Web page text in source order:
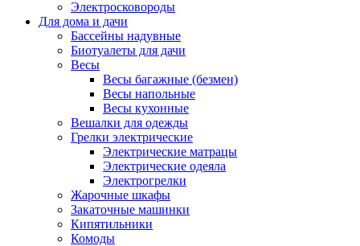
Электросковороды
Для дома и дачи
Бассейны надувные
Биотуалеты для дачи
Весы
Весы багажные (безмен)
Весы напольные
Весы кухонные
Вешалки для одежды
Грелки электрические
Электрические матрацы
Электрические одеяла
Электрогрелки
Жарочные шкафы
Закаточные машинки
Кипятильники
Комоды